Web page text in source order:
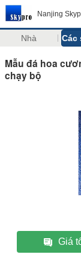
Nanjing
Nhà Các
Mẫu đá hoa
chạy bộ
Giá